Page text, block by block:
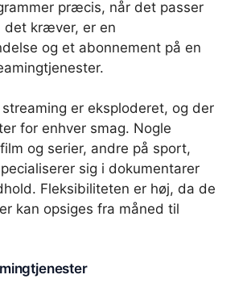
præcis, når det passer
det kræver, er en
og et abonnement på en
er eksploderet, og der
for enhver smag. Nogle
og serier, andre på sport,
sig i dokumentarer
Fleksibiliteten er høj, da de
kan opsiges fra måned til